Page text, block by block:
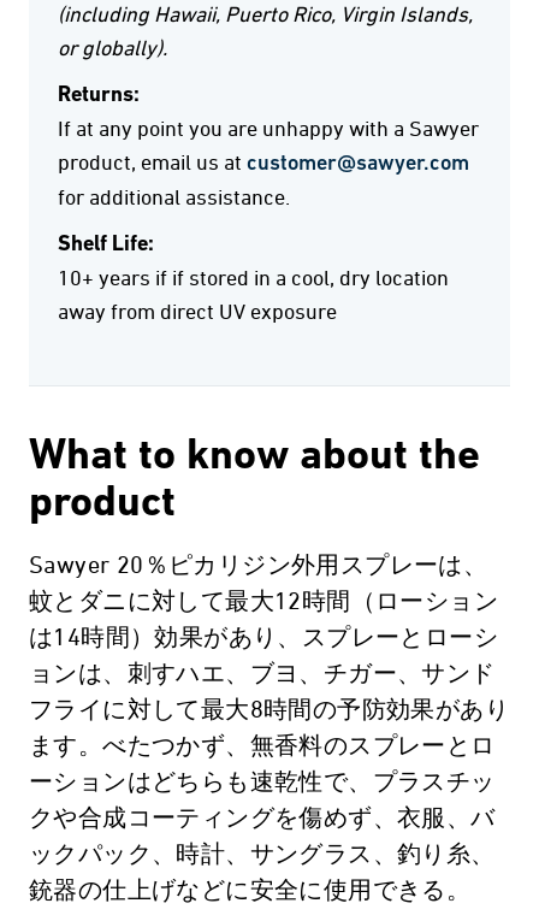
(including Hawaii, Puerto Rico, Virgin Islands,
or globally).
Returns:
If at any point you are unhappy with a Sawyer
product, email us at customer@sawyer.com
for additional assistance.
Shelf Life:
10+ years if if stored in a cool, dry location
away from direct UV exposure
What to know about the
product
Sawyer 20％ピカリジン外用スプレーは、
蚊とダニに対して最大12時間（ローション
は14時間）効果があり、スプレーとローシ
ョンは、刺すハエ、ブヨ、チガー、サンド
フライに対して最大8時間の予防効果があり
ます。べたつかず、無香料のスプレーとロ
ーションはどちらも速乾性で、プラスチッ
クや合成コーティングを傷めず、衣服、バ
ックパック、時計、サングラス、釣り糸、
銃器の仕上げなどに安全に使用できる。